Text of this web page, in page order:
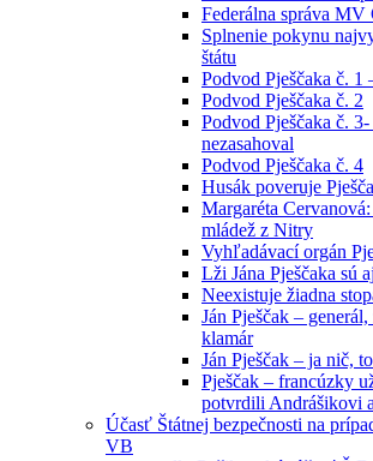
Federálna správa MV
Splnenie pokynu
štátu
Podvod Pješčaka č. 1
Podvod Pješčaka č. 2
Podvod Pješčaka č.
nezasahoval
Podvod Pješčaka č. 4
Husák poveruje
Margaréta
mládež z Nitry
Vyhľadávací orgán
Lži Jána Pješčaka sú
Neexistuje žiadna
Ján Pješčak –
klamár
Ján Pješčak – ja nič,
Pješčak – francúzky
potvrdili Andrášikovi
Účasť Štátnej bezpečnosti na
VB